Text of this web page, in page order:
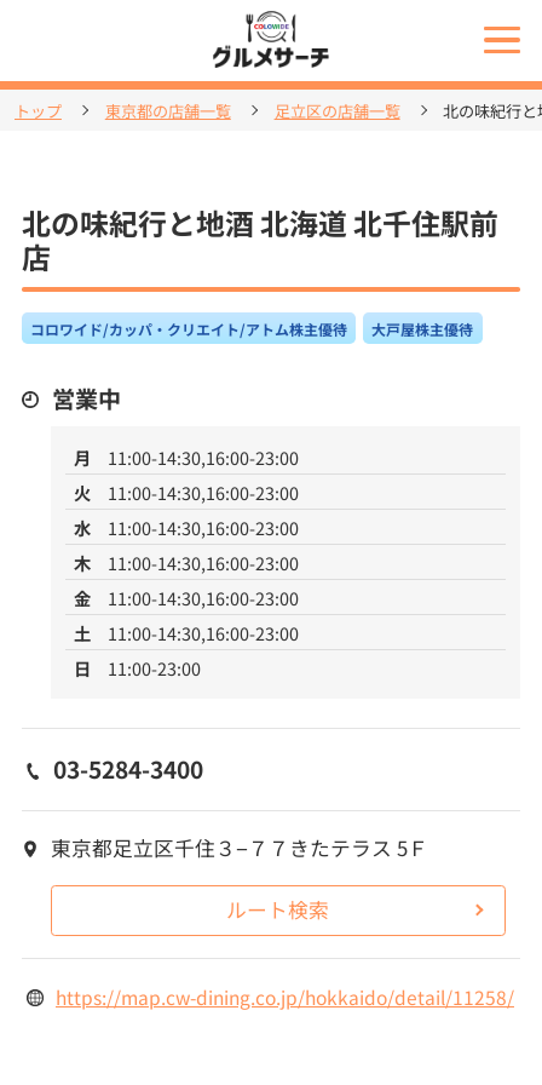
トップ 東京都の店舗一覧 足立区の店舗一覧 北の味紀行
北の味紀行と地酒 北海道 北千住駅前
店
コロワイド/カッパ・クリエイト/アトム株主優待 大戸屋株主優待
営業中
月
11:00-14:30,16:00-23:00
火
11:00-14:30,16:00-23:00
水
11:00-14:30,16:00-23:00
木
11:00-14:30,16:00-23:00
金
11:00-14:30,16:00-23:00
土
11:00-14:30,16:00-23:00
日
11:00-23:00
03-5284-3400
東京都足立区千住３−７７きたテラス 5Ｆ
ルート検索
https://map.cw-dining.co.jp/hokkaido/detail/11258/